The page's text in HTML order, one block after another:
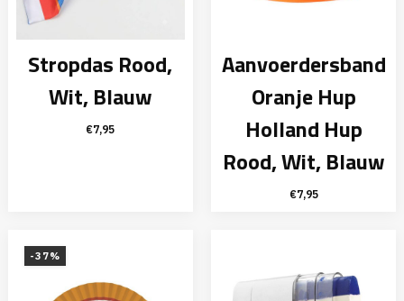
Stropdas Rood,
Wit, Blauw
€7,95
Aanvoerdersband
Oranje Hup
Holland Hup
Rood, Wit, Blauw
€7,95
-37%